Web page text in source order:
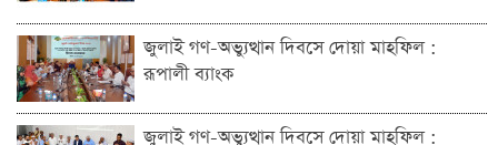
জুলাই গণ-অভ্যুত্থান দিবসে দোয়া মাহফিল :
রূপালী ব্যাংক
জুলাই গণ-অভ্যুত্থান দিবসে দোয়া মাহফিল :